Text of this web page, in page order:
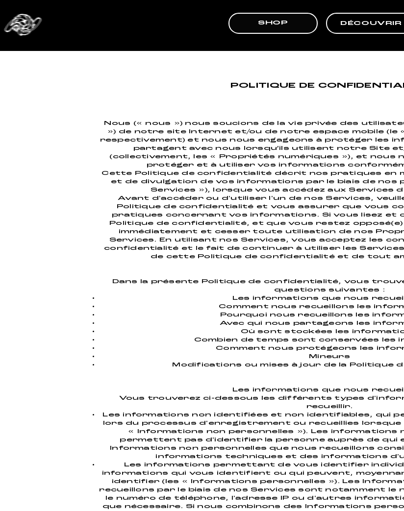
SHOP DÉCOUVRIR
POLITIQUE DE
Nous (« nous ») nous soucions de la vie privée des
») de notre site Internet et/ou de notre espace mobile (le «
respectivement) et nous nous engageons à protéger les
partagent avec nous lorsqu’ils utilisent notre Site
(collectivement, les « Propriétés numériques »), et nous
protéger et à utiliser vos informations
Cette Politique de confidentialité décrit nos pratiques en
et de divulgation de vos informations par le biais de nos
Services »), lorsque vous accédez aux Services
Avant d'accéder ou d'utiliser l'un de nos Services,
Politique de confidentialité et vous assurer que vous
pratiques concernant vos informations. Si vous lisez et
Politique de confidentialité, et que vous restez
immédiatement et cesser toute utilisation de nos
Services. En utilisant nos Services, vous acceptez les
confidentialité et le fait de continuer à utiliser les
de cette Politique de confidentialité et de tout
Dans la présente Politique de confidentialité, vous
questions suivantes :
Les informations que nous
Comment nous recueillons les
Pourquoi nous recueillons les
Avec qui nous partageons les
Où sont stockées les
Combien de temps sont conservées les
Comment nous protégeons les
Mineurs
Modifications ou mises à jour de la Politique
Les informations que nous
Vous trouverez ci-dessous les différents types
recueillir.
Les informations non identifiées et non identifiables, qui
lors du processus d'enregistrement ou recueillies lorsque
« Informations non personnelles »). Les informations
permettent pas d'identifier la personne auprès de qui
Informations non personnelles que nous recueillons
informations techniques et des informations
Les informations permettant de vous identifier
informations qui vous identifient ou qui peuvent,
identifier (les « Informations personnelles »). Les
recueillons par le biais de nos Services sont notamment le
le numéro de téléphone, l'adresse IP ou d'autres
que nécessaire. Si nous combinons des Informations